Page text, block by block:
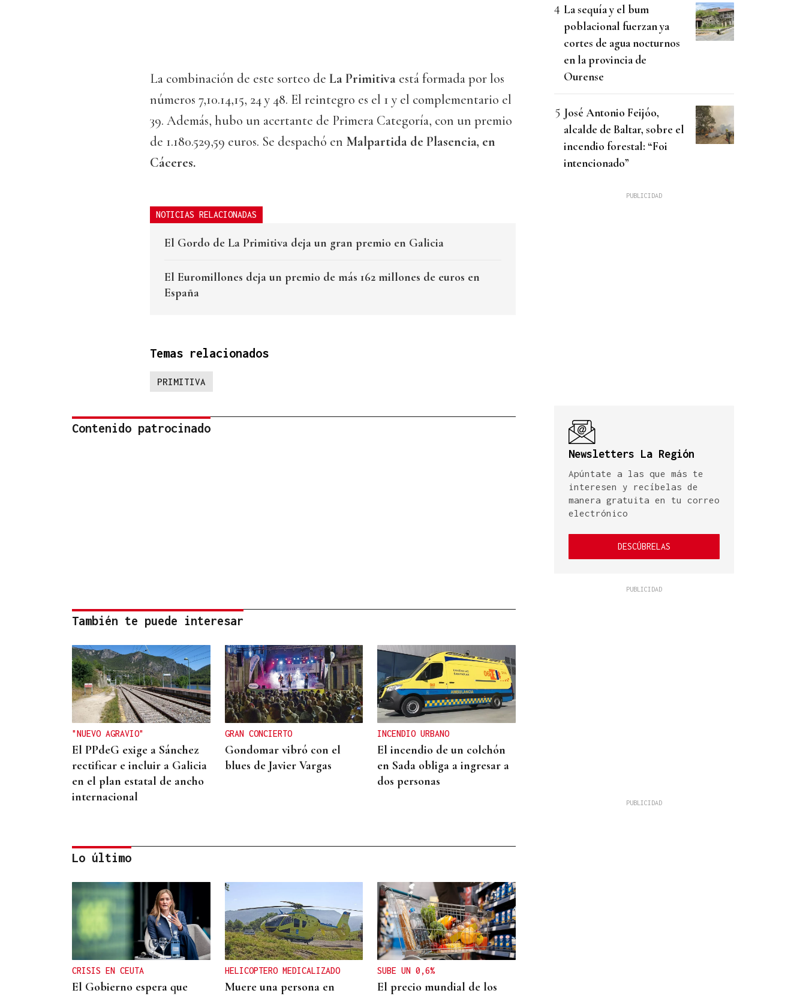
La combinación de este sorteo de La Primitiva está formada por los
números 7,10.14,15, 24 y 48. El reintegro es el 1 y el complementario el
39. Además, hubo un acertante de Primera Categoría, con un premio
de 1.180.529,59 euros. Se despachó en Malpartida de Plasencia, en
Cáceres.
NOTICIAS RELACIONADAS
El Gordo de La Primitiva deja un gran premio en Galicia
El Euromillones deja un premio de más 162 millones de euros en
España
Temas relacionados
PRIMITIVA
Contenido patrocinado
También te puede interesar
"NUEVO AGRAVIO"
El PPdeG exige a Sánchez
rectificar e incluir a Galicia
en el plan estatal de ancho
internacional
GRAN CONCIERTO
Gondomar vibró con el
blues de Javier Vargas
INCENDIO URBANO
El incendio de un colchón
en Sada obliga a ingresar a
dos personas
CUIDAR LOS ECOSISTEMAS
Las claves para reducir los
residuos y mantener las
playas limpias este verano
Lo último
CRISIS EN CEUTA
El Gobierno espera que
HELICOPTERO MEDICALIZADO
Muere una persona en
SUBE UN 0,6%
El precio mundial de los
La sequía y el bum
poblacional fuerzan ya
cortes de agua nocturnos
en la provincia de
Ourense
José Antonio Feijóo,
alcalde de Baltar, sobre el
incendio forestal: “Foi
intencionado”
Newsletters La Región
Apúntate a las que más te
interesen y recíbelas de
manera gratuita en tu correo
electrónico
DESCÚBRELAS